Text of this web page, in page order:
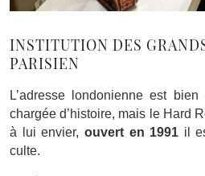
INSTITUTION DES
PARISIEN
L’adresse londonienne est
chargée d’histoire, mais le Hard
à lui envier, ouvert en 1991 il
culte.